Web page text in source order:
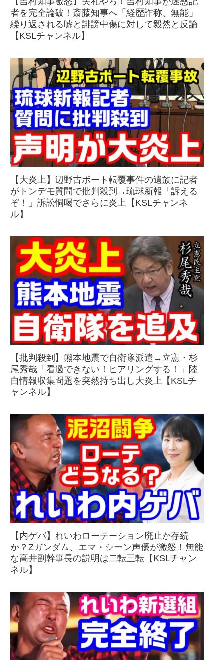
者を完全論破！斎藤知事へ「経歴詐称、無能」
繰り返される嘘と誹謗中傷に対して毅然と反論
【KSLチャンネル】
【大炎上】辺野古ボート転覆事件の遺族に記者
がトンデモ質問で批判殺到→琉球新報「訴える
ぞ！」訴訟恫喝でさらに炎上【KSLチャンネ
ル】
【批判殺到】熊本地震で自衛隊派遣→立憲・杉
尾秀哉「看過できない！ヒアリングする！」陸
自情報収集問題を突然持ち出し大炎上【KSLチ
ャンネル】
【内ゲバ】れいわローテーション廃止か存続
か？Zガンダム、エマ・シーン声優が激怒！無能
な高井副幹事長の説明は二転三転【KSLチャン
ネル】